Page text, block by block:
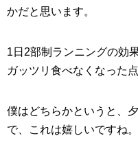
かだと思います。
1日2部制ランニングの効
ガッツリ食べなくなった点
僕はどちらかというと、
で、これは嬉しいですね。